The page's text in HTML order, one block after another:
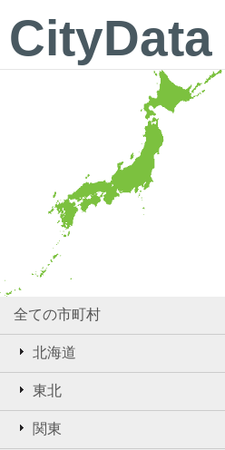
CityData
全ての市町村
北海道
東北
関東